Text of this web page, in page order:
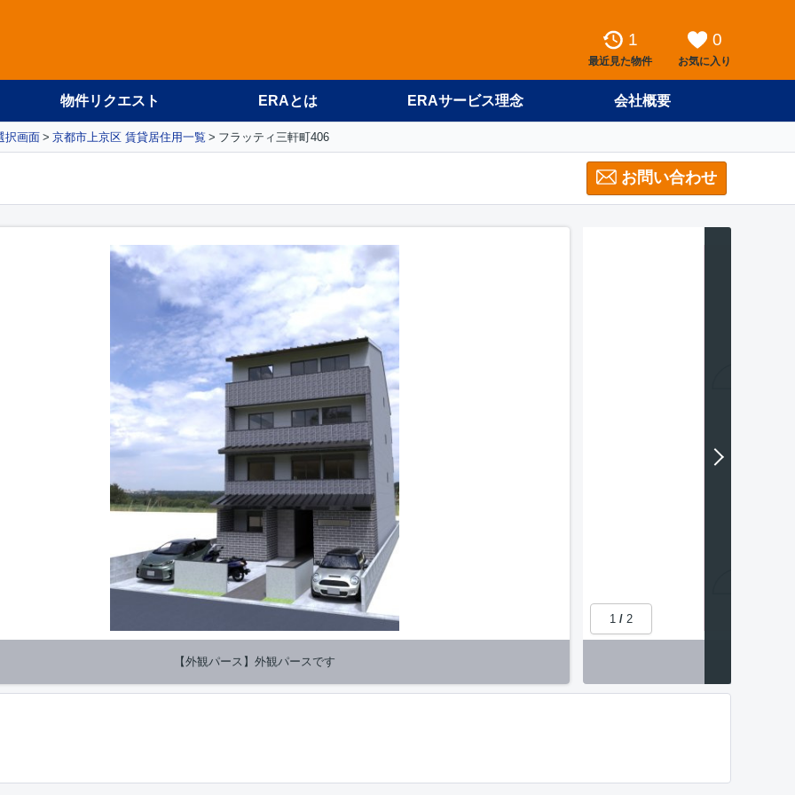
1
最近見た物件
0
お気に入り
物件リクエスト ERAとは ERAサービス理念 会社概要
択画面 京都市上京区 賃貸居住用一覧 フラッティ三軒町406
お問い合わせ
1 / 2
【外観パース】外観パースです